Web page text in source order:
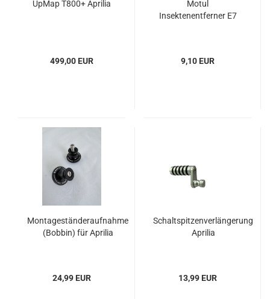
UpMap T800+ Aprilia
499,00 EUR
Motul
Insektenentferner E7
9,10 EUR
Montageständeraufnahme
(Bobbin) für Aprilia
24,99 EUR
Schaltspitzenverlängerung
Aprilia
13,99 EUR